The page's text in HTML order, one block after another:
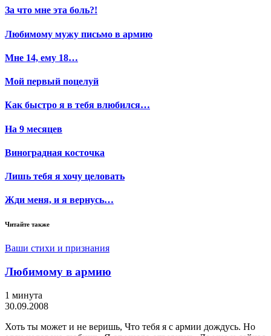
За что мне эта боль?!
Любимому мужу письмо в армию
Мне 14, ему 18…
Мой первый поцелуй
Как быстро я в тебя влюбился…
На 9 месяцев
Виноградная косточка
Лишь тебя я хочу целовать
Жди меня, и я вернусь…
Читайте также
Ваши стихи и признания
Любимому в армию
1 минута
30.09.2008
Хоть ты может и не веришь, Что тебя я с армии дождусь. Но